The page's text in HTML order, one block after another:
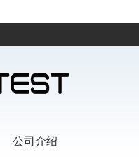
公司介绍